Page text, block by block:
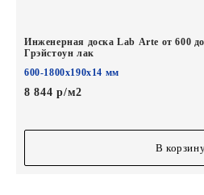
Инженерная доска Lab Arte от 600
Грэйстоун лак
600-1800х190х14 мм
8 844 р/м2
В